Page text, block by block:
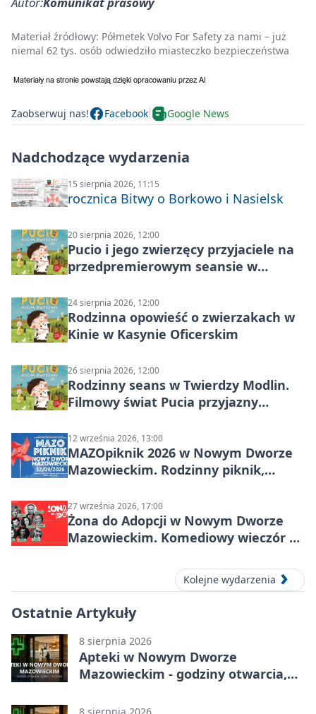
Materiał źródłowy: Półmetek Volvo For Safety za nami – już
niemal 62 tys. osób odwiedziło miasteczko bezpieczeństwa
Zaobserwuj nas! Facebook Google News
Nadchodzące wydarzenia
15 sierpnia 2026, 11:15
rocznica Bitwy o Borkowo i Nasielsk
20 sierpnia 2026, 12:00
Pucio i jego zwierzęcy przyjaciele na
przedpremierowym seansie w
24 sierpnia 2026, 12:00
Rodzinna opowieść o zwierzakach w
Kinie w Kasynie Oficerskim
26 sierpnia 2026, 12:00
Rodzinny seans w Twierdzy Modlin.
Filmowy świat Pucia przyjazny
12 września 2026, 13:00
MAZOpiknik 2026 w Nowym Dworze
Mazowieckim. Rodzinny piknik,
27 września 2026, 17:00
Żona do Adopcji w Nowym Dworze
Mazowieckim. Komediowy wieczór w
Kolejne wydarzenia
Ostatnie Artykuły
8 sierpnia 2026
Apteki w Nowym Dworze
Mazowieckim - godziny otwarcia,